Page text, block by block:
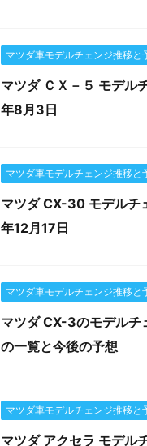
マツダ車モデルチェンジ推移と
マツダ ＣＸ－５ モデル
年8月3日
マツダ車モデルチェンジ推移と
マツダ CX-30 モデルチ
年12月17日
マツダ車モデルチェンジ推移と
マツダ CX-3のモデルチ
の一覧と今後の予想
マツダ車モデルチェンジ推移と
マツダ アクセラ モデル